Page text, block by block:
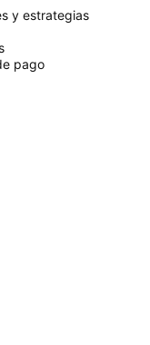
y estrategias
pago